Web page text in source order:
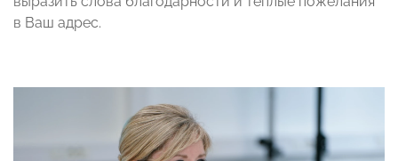
в Ваш адрес.